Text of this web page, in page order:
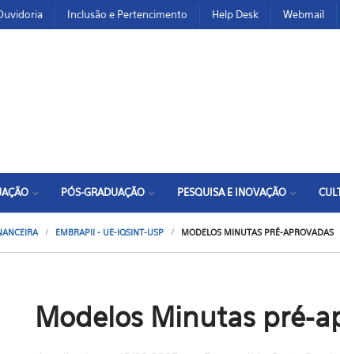
Inclusão e Pertencimento Help Desk Webmail
PÓS-GRADUAÇÃO PESQUISA E INOVAÇÃO
EMBRAPII - UE-IQSINT-USP MODELOS MINUTAS PRÉ-APROVADAS
Modelos Minutas pré-